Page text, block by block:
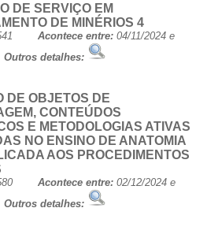
DE SERVIÇO EM
DE MINÉRIOS 4
Acontece entre: 04/11/2024 e
Outros detalhes:
DE OBJETOS DE
CONTEÚDOS
E METODOLOGIAS ATIVAS
NO ENSINO DE ANATOMIA
AOS PROCEDIMENTOS
Acontece entre: 02/12/2024 e
Outros detalhes: